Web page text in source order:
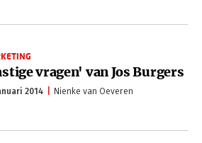
vragen' van Jos Burgers
2014 Nienke van Oeveren